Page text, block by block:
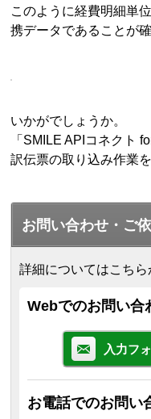
このように経費明細単
携データであることが
いかがでしょうか。
「SMILE APIコネクト
訳伝票の取り込み作業
お問い合わせ・ご
詳細についてはこちら
Webでのお問い合
入力フ
お電話でのお問い